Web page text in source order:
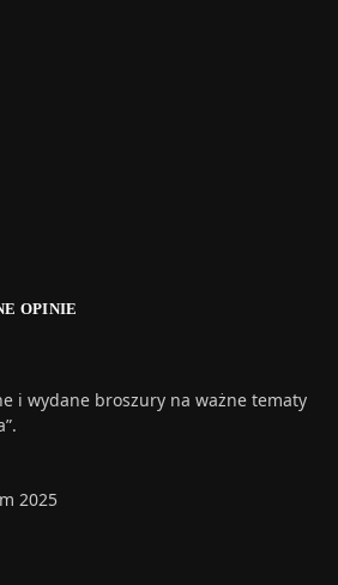
OPINIE
i wydane broszury na ważne tematy
2025